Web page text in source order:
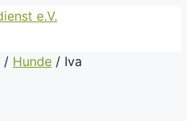
/ Hunde / Iva